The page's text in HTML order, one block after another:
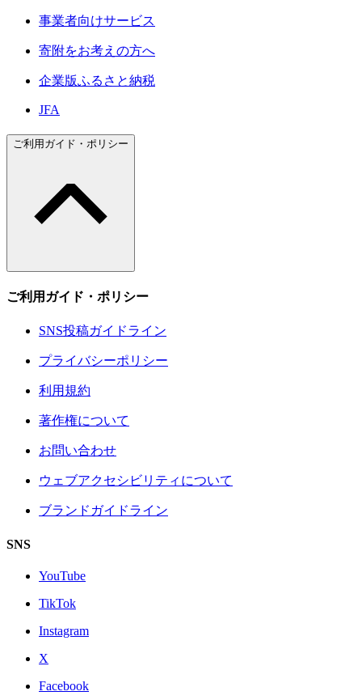
事業者向けサービス
寄附をお考えの方へ
企業版ふるさと納税
JFA
ご利用ガイド・ポリシー
ご利用ガイド・ポリシー
SNS投稿ガイドライン
プライバシーポリシー
利用規約
著作権について
お問い合わせ
ウェブアクセシビリティについて
ブランドガイドライン
SNS
YouTube
TikTok
Instagram
X
Facebook